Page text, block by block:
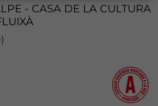
- CASA DE LA CULTURA